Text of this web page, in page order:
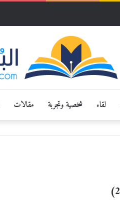
لقاء شخصية وتجربة مقالات